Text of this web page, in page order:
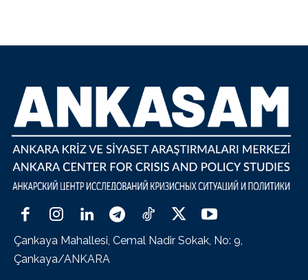
Çankaya Mahallesi, Cemal Nadir Sokak, No: 9,
Çankaya/ANKARA